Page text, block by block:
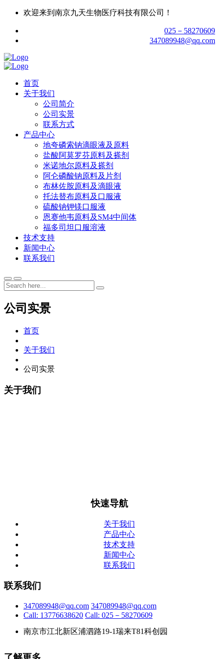
欢迎来到南京九天生物医疗科技有限公司！
025－58270609
347089948@qq.com
首页
关于我们
公司简介
公司实景
联系方式
产品中心
地夸磷索钠滴眼液及原料
盐酸阿莫罗芬原料及搽剂
米诺地尔原料及搽剂
阿仑磷酸钠原料及片剂
布林佐胺原料及滴眼液
托法替布原料及口服液
硫酸钠钾镁口服液
恩赛他韦原料及SM4中间体
福多司坦口服溶液
技术支持
新闻中心
联系我们
公司实景
首页
关于我们
公司实景
关于我们
快速导航
关于我们
产品中心
技术支持
新闻中心
联系我们
联系我们
347089948@qq.com 347089948@qq.com
Call: 13776638620 Call: 025－58270609
南京市江北新区浦泗路19-1瑞来T81科创园